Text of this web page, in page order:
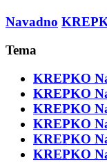
Navadno
Tema
KREPKO
KREPKO
KREPKO
KREPKO
KREPKO
KREPKO